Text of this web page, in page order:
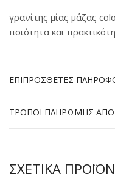
γρανίτης μίας μάζας
ποιότητα και
ΕΠΙΠΡΟΣΘΕΤΕΣ
ΤΡΟΠΟΙ ΠΛΗΡΩΜΗΣ
ΣΧΕΤΙΚΑ